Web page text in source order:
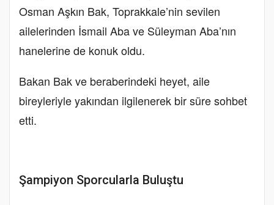
Osman Aşkın Bak, Toprakkale’nin sevilen
ailelerinden İsmail Aba ve Süleyman Aba’nın
hanelerine de konuk oldu.
Bakan Bak ve beraberindeki heyet, aile
bireyleriyle yakından ilgilenerek bir süre sohbet
etti.
Şampiyon Sporcularla Buluştu